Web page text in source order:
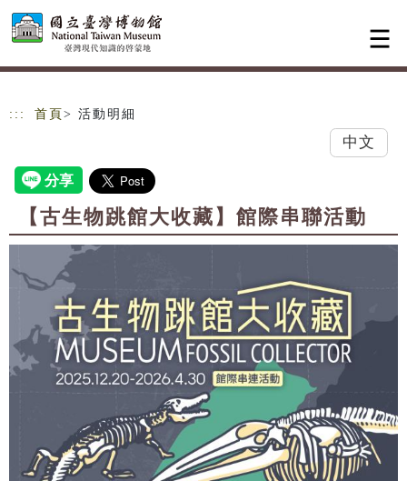
跳到主要內容
網站導覽
::: 首頁 > 活動明細
中文
【古生物跳館大收藏】館際串聯活動